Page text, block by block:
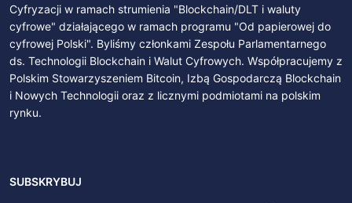
Cyfryzacji w ramach strumienia "Blockchain/DLT i waluty
cyfrowe" działającego w ramach programu "Od papierowej do
cyfrowej Polski". Byliśmy członkami Zespołu Parlamentarnego
ds. Technologii Blockchain i Walut Cyfrowych. Współpracujemy z
Polskim Stowarzyszeniem Bitcoin, Izbą Gospodarczą Blockchain
i Nowych Technologii oraz z licznymi podmiotami na polskim
rynku.
SUBSKRYBUJ